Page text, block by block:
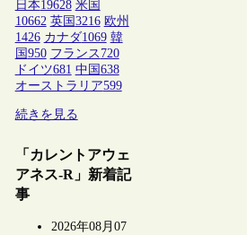
日本19628 米国
10662 英国 3216 欧州
1426 カナダ1069 韓
国 950 フランス 720
ドイツ681 中国 638
オーストラリア599
続きを見る
「カレントアウェ
アネス-R」新着記
事
2026年08月07